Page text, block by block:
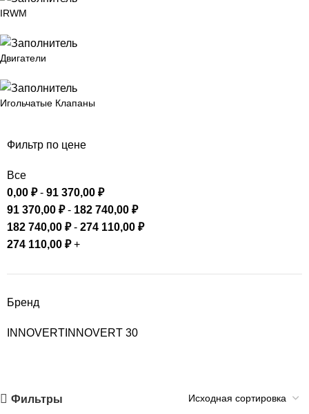
IRWM
Двигатели
Игольчатые Клапаны
Фильтр по цене
Все
0,00 ₽- 91 370,00 ₽
91 370,00 ₽- 182 740,00 ₽
182 740,00 ₽- 274 110,00 ₽
274 110,00 ₽+
Бренд
INNOVERT INNOVERT 30
Фильтры